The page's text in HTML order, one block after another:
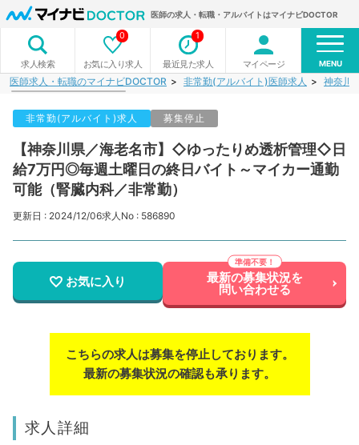
医師の求人・転職・アルバイトはマイナビDOCTOR
求人検索 お気に入り求人
0
最近見た求人
1
マイページ MENU
医師求人・転職のマイナビDOCTOR 非常勤(アルバイト)医師求人 神奈川
非常勤(アルバイト)求人 募集停止
【神奈川県／海老名市】◇ゆったりめ透析管理◇日
給7万円◎毎週土曜日の終日バイト～マイカー通勤
可能（腎臓内科／非常勤）
更新日 : 2024/12/06求人No : 586890
お気に入り 最新の募集状況を
問い合わせる
こちらの求人は募集を停止しております。
最新の募集状況の確認も承ります。
求人詳細